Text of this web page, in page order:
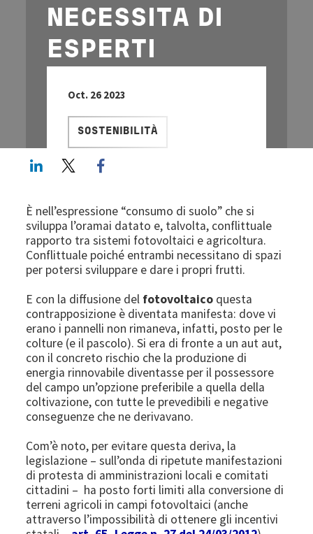
NECESSITA DI
ESPERTI
Oct. 26 2023
SOSTENIBILITÀ
LinkedInTwitter
È nell’espressione “consumo di suolo” che si
sviluppa l’oramai datato e, talvolta, conflittuale
rapporto tra sistemi fotovoltaici e agricoltura.
Conflittuale poiché entrambi necessitano di spazi
per potersi sviluppare e dare i propri frutti.
E con la diffusione del fotovoltaico questa
contrapposizione è diventata manifesta: dove vi
erano i pannelli non rimaneva, infatti, posto per le
colture (e il pascolo). Si era di fronte a un aut aut,
con il concreto rischio che la produzione di
energia rinnovabile diventasse per il possessore
del campo un’opzione preferibile a quella della
coltivazione, con tutte le prevedibili e negative
conseguenze che ne derivavano.
Com’è noto, per evitare questa deriva, la
legislazione – sull’onda di ripetute manifestazioni
di protesta di amministrazioni locali e comitati
cittadini – ha posto forti limiti alla conversione di
terreni agricoli in campi fotovoltaici (anche
attraverso l’impossibilità di ottenere gli incentivi